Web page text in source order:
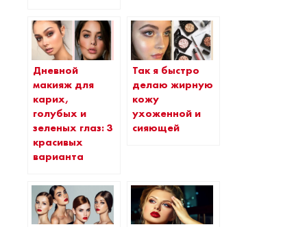
Дневной
макияж для
карих,
голубых и
зеленых глаз: 3
красивых
варианта
Так я быстро
делаю жирную
кожу
ухоженной и
сияющей